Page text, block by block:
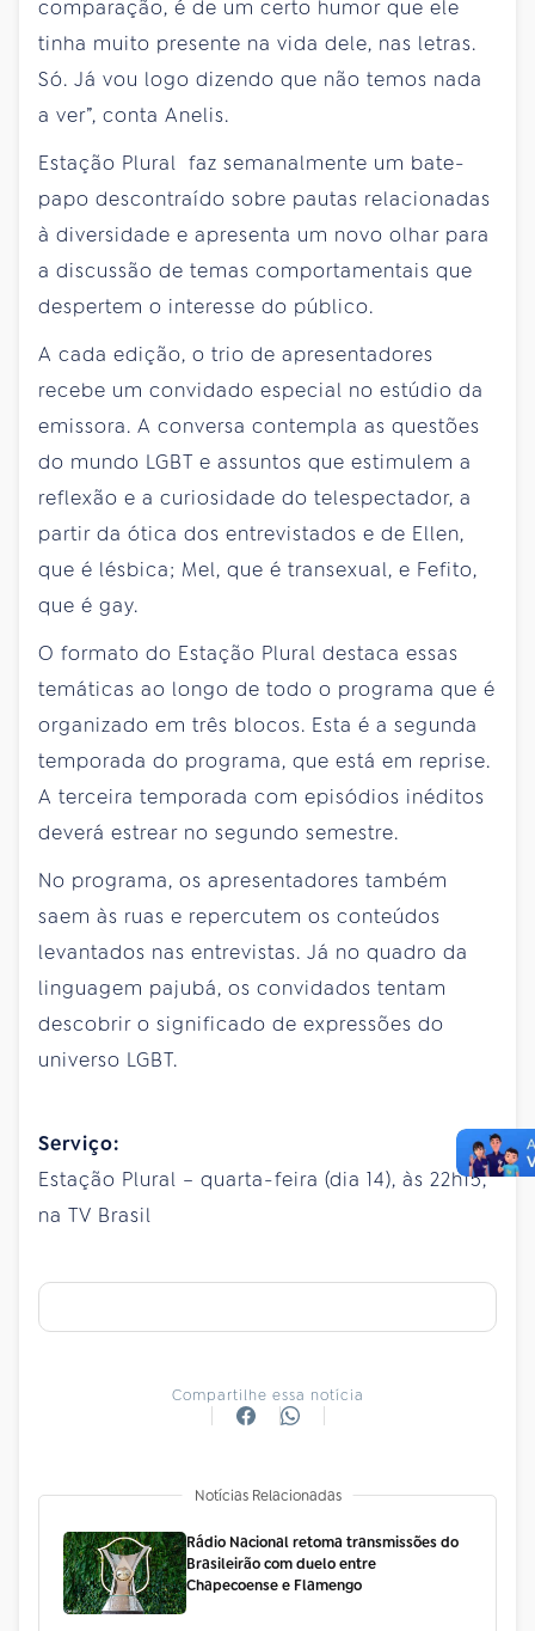
comparação, é de um certo humor que ele
tinha muito presente na vida dele, nas letras.
Só. Já vou logo dizendo que não temos nada
a ver”, conta Anelis.
Estação Plural faz semanalmente um bate-
papo descontraído sobre pautas relacionadas
à diversidade e apresenta um novo olhar para
a discussão de temas comportamentais que
despertem o interesse do público.
A cada edição, o trio de apresentadores
recebe um convidado especial no estúdio da
emissora. A conversa contempla as questões
do mundo LGBT e assuntos que estimulem a
reflexão e a curiosidade do telespectador, a
partir da ótica dos entrevistados e de Ellen,
que é lésbica; Mel, que é transexual, e Fefito,
que é gay.
O formato do Estação Plural destaca essas
temáticas ao longo de todo o programa que é
organizado em três blocos. Esta é a segunda
temporada do programa, que está em reprise.
A terceira temporada com episódios inéditos
deverá estrear no segundo semestre.
No programa, os apresentadores também
saem às ruas e repercutem os conteúdos
levantados nas entrevistas. Já no quadro da
linguagem pajubá, os convidados tentam
descobrir o significado de expressões do
universo LGBT.
Serviço:
Estação Plural – quarta-feira (dia 14), às 22h15,
na TV Brasil
Compartilhe essa notícia
Notícias Relacionadas
Rádio Nacional retoma transmissões do
Brasileirão com duelo entre
Chapecoense e Flamengo